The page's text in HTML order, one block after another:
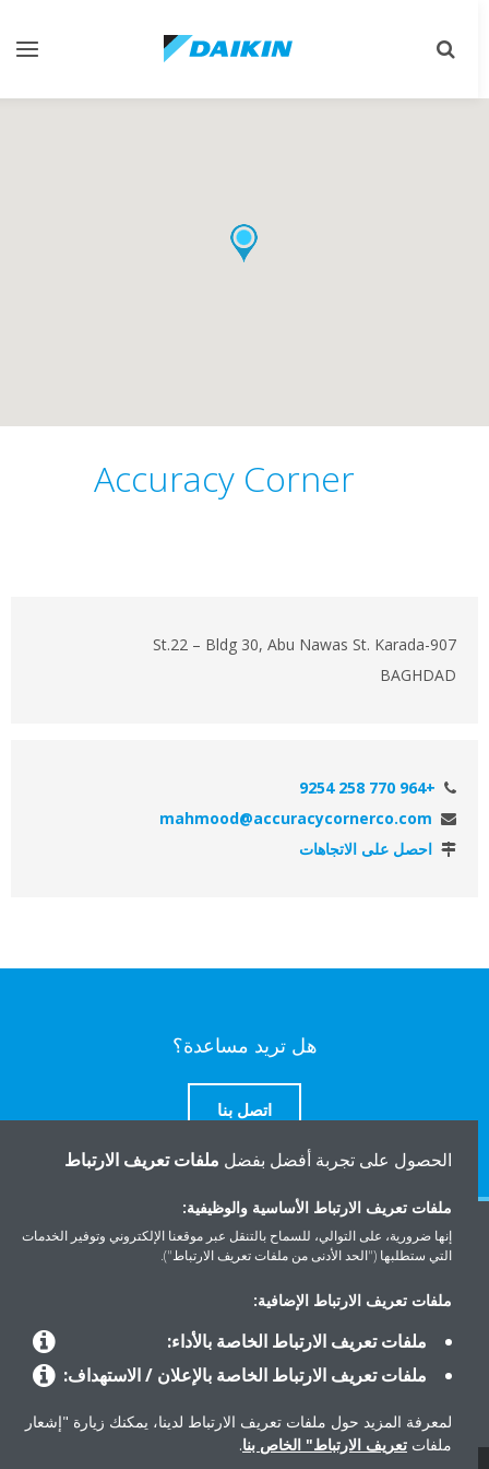
تبديل
تبديل
Accuracy Corner
907-St.22 – Bldg 30, Abu Nawas St. Karada
BAGHDAD
+964 770 258 9254
mahmood@accuracycornerco.com
احصل على الاتجاهات
هل تريد مساعدة؟
اتصل بنا
المنتجات
الحصول على تجربة أفضل بفضل ملفات تعريف الارتباط
ملفات تعريف الارتباط الأساسية والوظيفية:
إنها ضرورية، على التوالي، للسماح بالتنقل عبر موقعنا الإلكتروني وتوفير الخدمات
التي ستطلبها ("الحد الأدنى من ملفات تعريف الارتباط").
ملفات تعريف الارتباط الإضافية:
ملفات تعريف الارتباط الخاصة بالأداء:
ملفات تعريف الارتباط الخاصة بالإعلان / الاستهداف:
لمعرفة المزيد حول ملفات تعريف الارتباط لدينا، يمكنك زيارة "إشعار
ملفاتتعريف الارتباط" الخاص بنا.